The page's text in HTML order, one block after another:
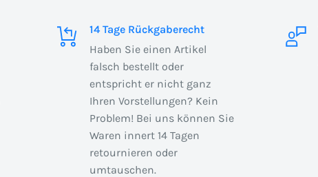
14 Tage Rückgaberecht
Haben Sie einen Artikel
falsch bestellt oder
entspricht er nicht ganz
Ihren Vorstellungen? Kein
Problem! Bei uns können Sie
Waren innert 14 Tagen
retournieren oder
umtauschen.